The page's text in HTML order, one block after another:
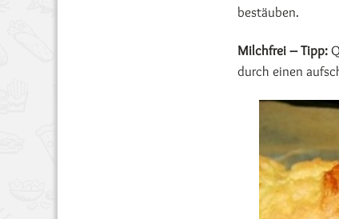
bestäuben.
Milchfrei – Tipp:
durch einen